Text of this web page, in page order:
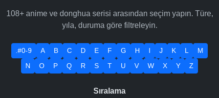
108+ anime ve donghua serisi arasından seçim yapın. Türe,
yıla, duruma göre filtreleyin.
.#0-9 A B C D E F G H I J K L
M
N
O P Q R S T U V W X Y Z
Sıralama